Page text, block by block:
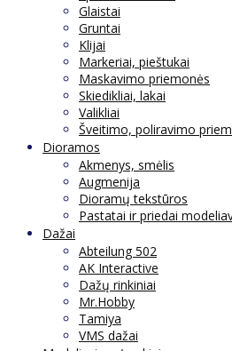
Glaistai
Gruntai
Klijai
Markeriai, pieštukai
Maskavimo priemonės
Skiedikliai, lakai
Valikliai
Šveitimo, poliravimo
Dioramos
Akmenys, smėlis
Augmenija
Dioramų tekstūros
Pastatai ir priedai
Dažai
Abteilung 502
AK Interactive
Dažų rinkiniai
Mr.Hobby
Tamiya
VMS dažai